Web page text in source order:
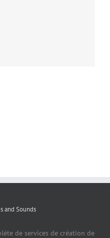
and Sounds
de services de création de